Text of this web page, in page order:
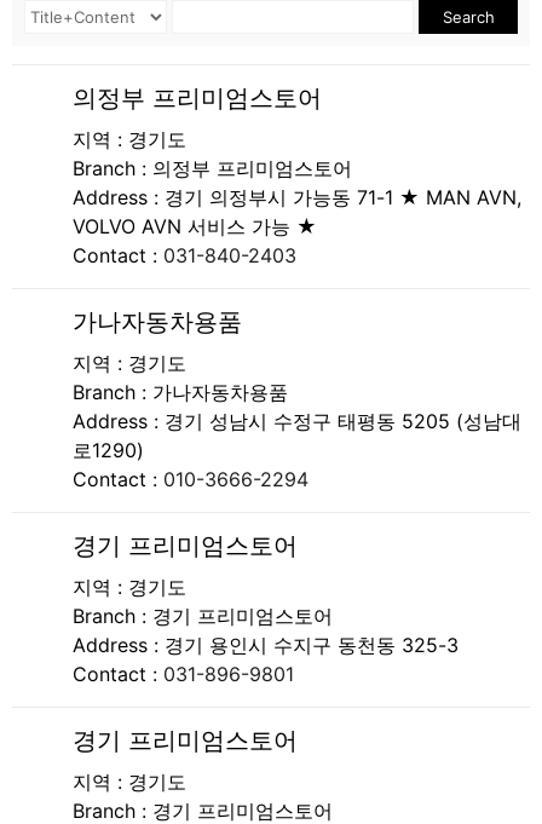
Search
의정부 프리미엄스토어
지역 : 경기도
Branch : 의정부 프리미엄스토어
Address : 경기 의정부시 가능동 71-1 ★ MAN AVN,
VOLVO AVN 서비스 가능 ★
Contact : 031-840-2403
가나자동차용품
지역 : 경기도
Branch : 가나자동차용품
Address : 경기 성남시 수정구 태평동 5205 (성남대
로1290)
Contact : 010-3666-2294
경기 프리미엄스토어
지역 : 경기도
Branch : 경기 프리미엄스토어
Address : 경기 용인시 수지구 동천동 325-3
Contact : 031-896-9801
경기 프리미엄스토어
지역 : 경기도
Branch : 경기 프리미엄스토어